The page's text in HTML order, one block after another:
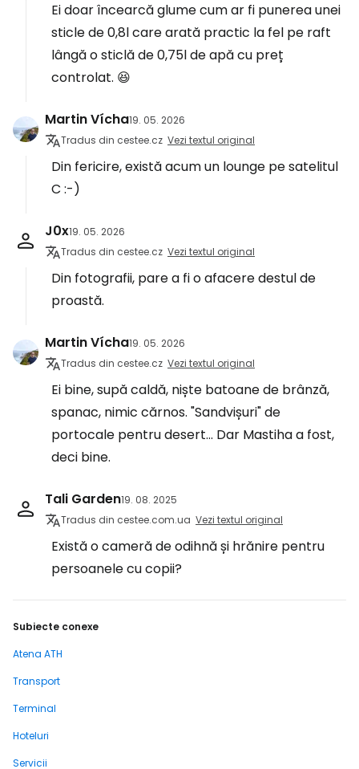
Ei doar încearcă glume cum ar fi punerea unei
sticle de 0,8l care arată practic la fel pe raft
lângă o sticlă de 0,75l de apă cu preț
controlat. 😆
Martin Vícha19. 05. 2026
Tradus din cestee.cz Vezi textul original
Din fericire, există acum un lounge pe satelitul
C :-)
J0x19. 05. 2026
Tradus din cestee.cz Vezi textul original
Din fotografii, pare a fi o afacere destul de
proastă.
Martin Vícha19. 05. 2026
Tradus din cestee.cz Vezi textul original
Ei bine, supă caldă, niște batoane de brânză,
spanac, nimic cărnos. "Sandvișuri" de
portocale pentru desert... Dar Mastiha a fost,
deci bine.
Tali Garden19. 08. 2025
Tradus din cestee.com.ua Vezi textul original
Există o cameră de odihnă și hrănire pentru
persoanele cu copii?
Subiecte conexe
Atena ATH
Transport
Terminal
Hoteluri
Servicii